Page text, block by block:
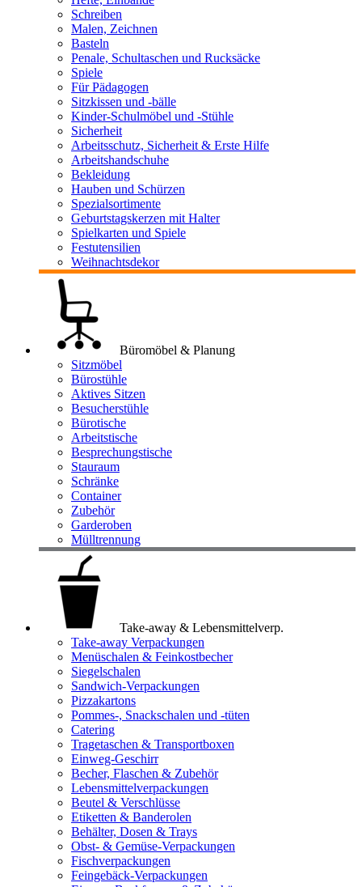
Schreiben
Malen, Zeichnen
Basteln
Penale, Schultaschen und Rucksäcke
Spiele
Für Pädagogen
Sitzkissen und -bälle
Kinder-Schulmöbel und -Stühle
Sicherheit
Arbeitsschutz, Sicherheit & Erste Hilfe
Arbeitshandschuhe
Bekleidung
Hauben und Schürzen
Spezialsortimente
Geburtstagskerzen mit Halter
Spielkarten und Spiele
Festutensilien
Weihnachtsdekor
Büromöbel & Planung
Sitzmöbel
Bürostühle
Aktives Sitzen
Besucherstühle
Bürotische
Arbeitstische
Besprechungstische
Stauraum
Schränke
Container
Zubehör
Garderoben
Mülltrennung
Take-away & Lebensmittelverp.
Take-away Verpackungen
Menüschalen & Feinkostbecher
Siegelschalen
Sandwich-Verpackungen
Pizzakartons
Pommes-, Snackschalen und -tüten
Catering
Tragetaschen & Transportboxen
Einweg-Geschirr
Becher, Flaschen & Zubehör
Lebensmittelverpackungen
Beutel & Verschlüsse
Etiketten & Banderolen
Behälter, Dosen & Trays
Obst- & Gemüse-Verpackungen
Fischverpackungen
Feingebäck-Verpackungen